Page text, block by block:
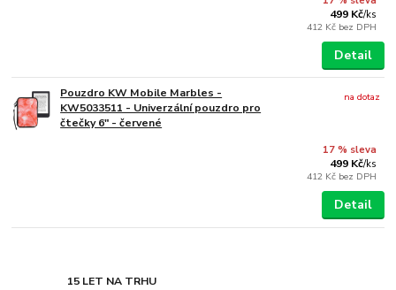
499 Kč/ks
412 Kč bez DPH
Detail
Pouzdro KW Mobile Marbles -
KW5033511 - Univerzální pouzdro pro
čtečky 6" - červené
17 % sleva
499 Kč/ks
412 Kč bez DPH
na dotaz
Detail
15 LET NA TRHU